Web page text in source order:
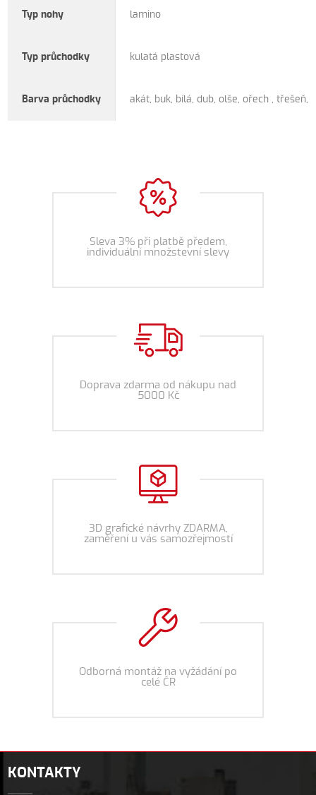
Typ nohy lamino
Typ průchodky kulatá plastová
Barva průchodky akát, buk, bílá, dub, olše, ořech , třešeň,
Sleva 3% při platbě předem,
individuální množstevní slevy
Doprava zdarma od nákupu nad
5000 Kč
3D grafické návrhy ZDARMA,
zaměření u vás samozřejmostí
Odborná montáž na vyžádání po
celé ČR
KONTAKTY